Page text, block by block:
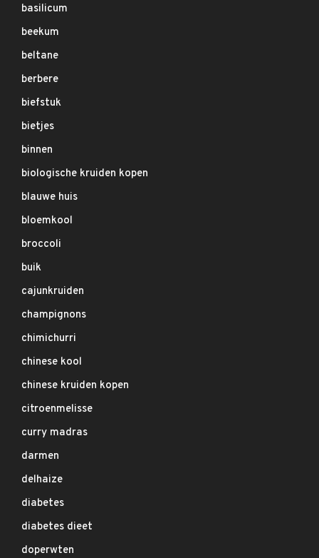
basilicum
beekum
beltane
berbere
biefstuk
bietjes
binnen
biologische kruiden kopen
blauwe huis
bloemkool
broccoli
buik
cajunkruiden
champignons
chimichurri
chinese kool
chinese kruiden kopen
citroenmelisse
curry madras
darmen
delhaize
diabetes
diabetes dieet
doperwten